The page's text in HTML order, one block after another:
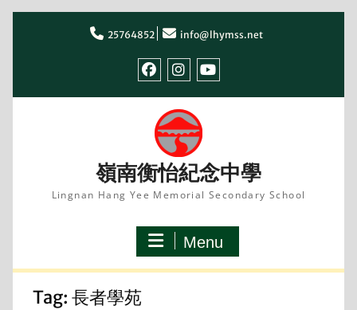
25764852 info@lhymss.net
嶺南衡怡紀念中學
Lingnan Hang Yee Memorial Secondary School
Menu
Tag: 長者學苑